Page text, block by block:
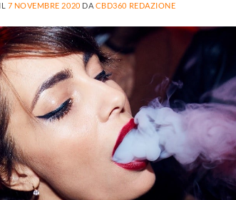
7 NOVEMBRE 2020 DA CBD360 REDAZIONE